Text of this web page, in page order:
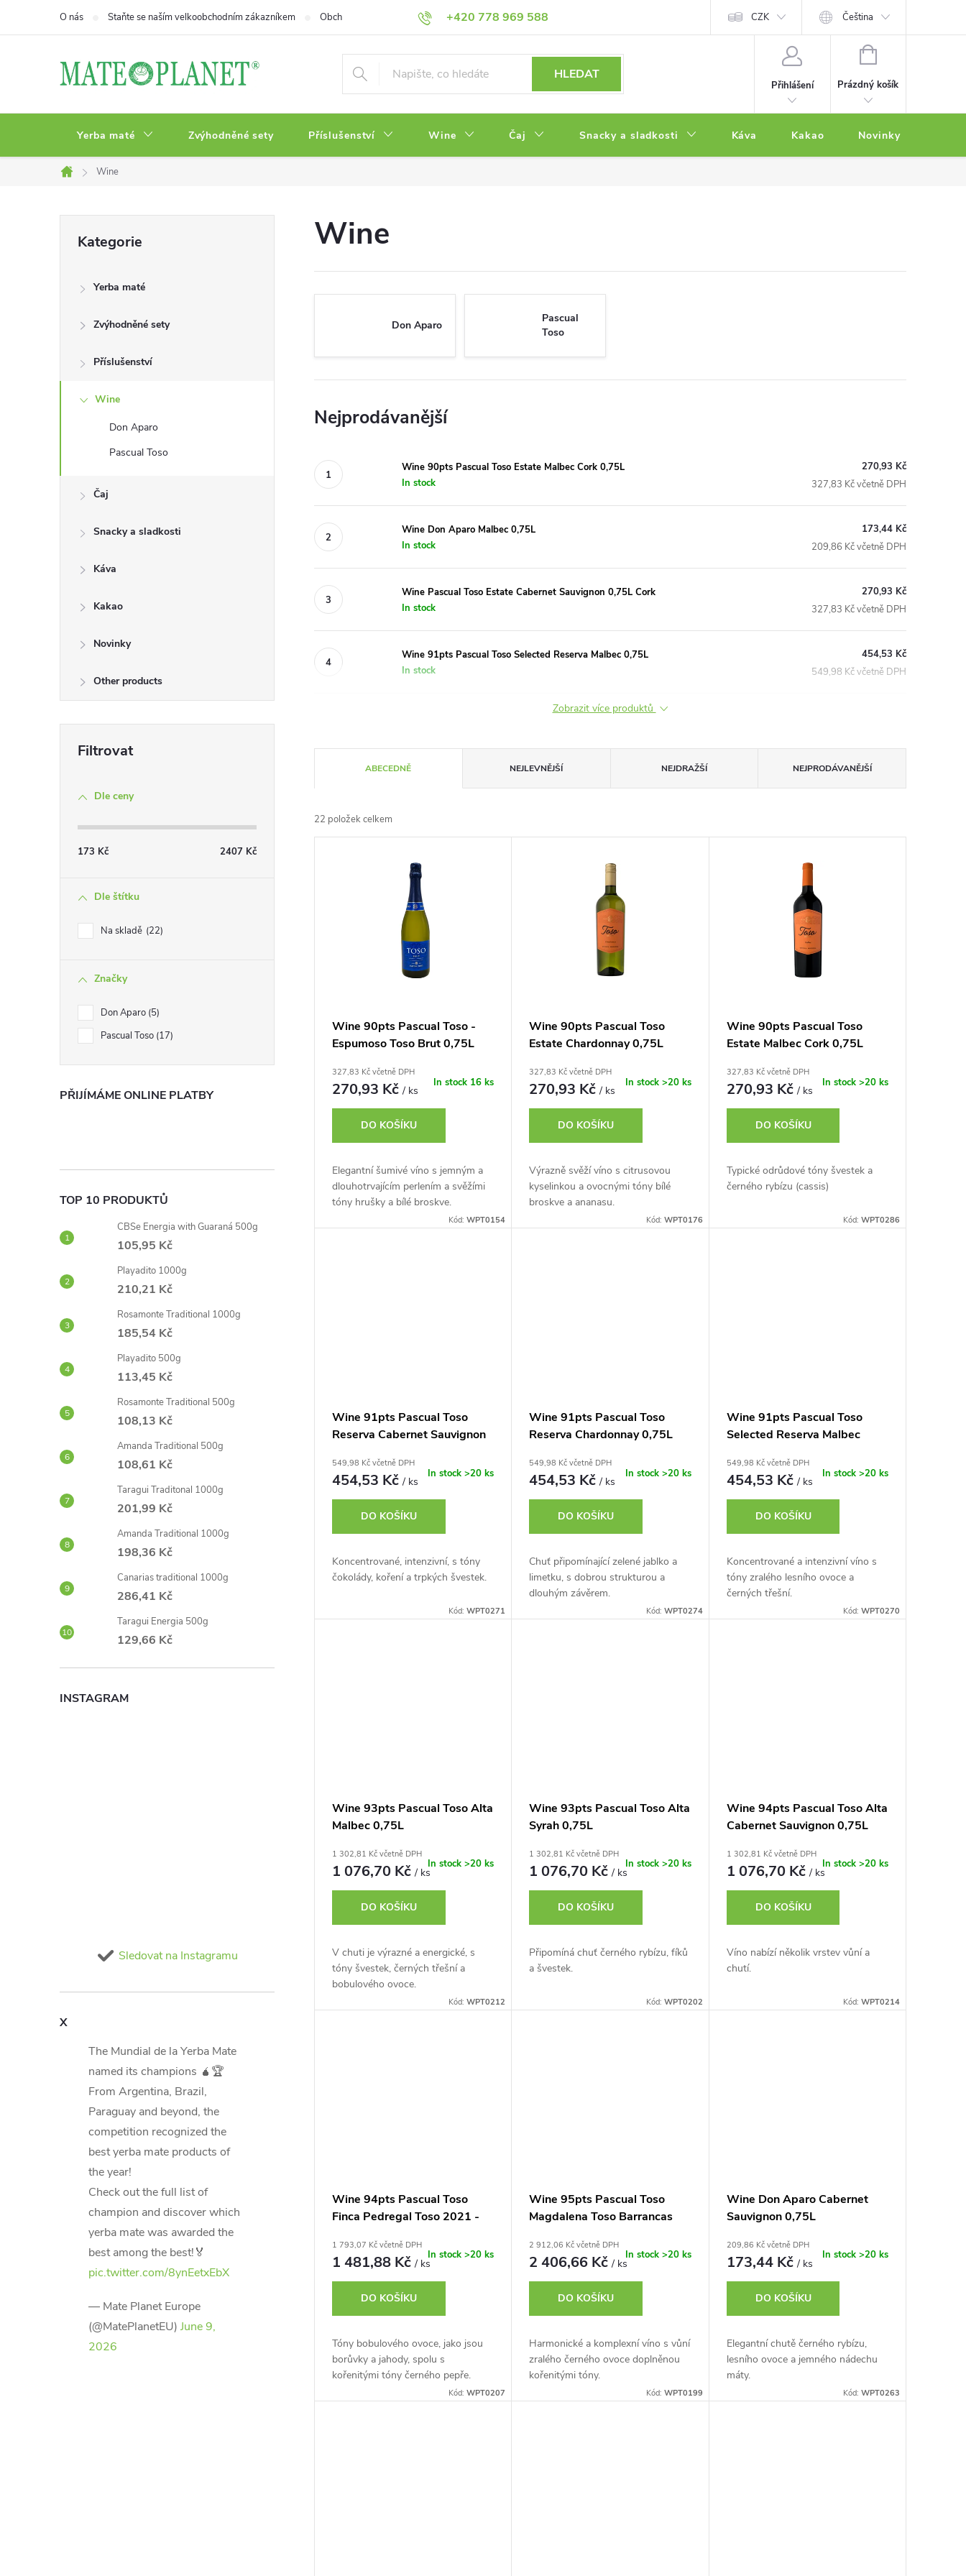
+420 778 969 588
O nás Staňte se naším velkoobchodním zákazníkem Obchodní podmínky Zásady ochrany osobních údajů CZK Čeština
HLEDAT
Přihlášení
NÁKUPNÍ
Prázdný košík
Yerba maté Zvýhodněné sety Příslušenství Wine Čaj Snacky a sladkosti Káva Kakao Novinky
Domů
Wine
r
n
l
kategorie
Kategorie
Yerba maté
Zvýhodněné sety
Příslušenství
Wine
Don Aparo
Pascual Toso
Čaj
Snacky a sladkosti
Káva
Kakao
Novinky
Other products
Dle ceny
173 Kč 2407 Kč
Dle štítku
Na skladě 22
Značky
Don Aparo 5
Pascual Toso 17
PŘIJÍMÁME ONLINE PLATBY
TOP 10 PRODUKTŮ
CBSe Energia with Guaraná 500g
105,95 Kč
Playadito 1000g
210,21 Kč
Rosamonte Traditional 1000g
185,54 Kč
Playadito 500g
113,45 Kč
Rosamonte Traditional 500g
108,13 Kč
Amanda Traditional 500g
108,61 Kč
Taragui Traditonal 1000g
201,99 Kč
Amanda Traditional 1000g
198,36 Kč
Canarias traditional 1000g
286,41 Kč
Taragui Energia 500g
129,66 Kč
INSTAGRAM
Sledovat na Instagramu
X
The Mundial de la Yerba Mate
named its champions 🧉🏆
From Argentina, Brazil,
Paraguay and beyond, the
competition recognized the
best yerba mate products of
the year!
Check out the full list of
champion and discover which
yerba mate was awarded the
best among the best!🏅
pic.twitter.com/8ynEetxEbX
— Mate Planet Europe
(@MatePlanetEU) June 9,
2026
Wine
Don Aparo
Pascual
Toso
Nejprodávanější
Wine 90pts Pascual Toso Estate Malbec Cork 0,75L
In stock
270,93 Kč
327,83 Kč včetně DPH
Wine Don Aparo Malbec 0,75L
In stock
173,44 Kč
209,86 Kč včetně DPH
Wine Pascual Toso Estate Cabernet Sauvignon 0,75L Cork
In stock
270,93 Kč
327,83 Kč včetně DPH
Wine 91pts Pascual Toso Selected Reserva Malbec 0,75L
In stock
454,53 Kč
549,98 Kč včetně DPH
Zobrazit více produktů
a
z
ů
ABECEDNĚ NEJLEVNĚJŠÍ NEJDRAŽŠÍ NEJPRODÁVANĚJŠÍ
22 položek celkem
Wine 90pts Pascual Toso -
Espumoso Toso Brut 0,75L
327,83 Kč včetně DPH
270,93 Kč/ ks
In stock 16 ks
DO KOŠÍKU
Elegantní šumivé víno s jemným a
dlouhotrvajícím perlením a svěžími
tóny hrušky a bílé broskve.
Kód:WPT0154
Wine 90pts Pascual Toso
Estate Chardonnay 0,75L
327,83 Kč včetně DPH
270,93 Kč/ ks
In stock >20 ks
DO KOŠÍKU
Výrazně svěží víno s citrusovou
kyselinkou a ovocnými tóny bílé
broskve a ananasu.
Kód: WPT0176
Wine 90pts Pascual Toso
Estate Malbec Cork 0,75L
327,83 Kč včetně DPH
270,93 Kč/ ks
In stock >20 ks
DO KOŠÍKU
Typické odrůdové tóny švestek a
černého rybízu (cassis)
Kód: WPT0286
Wine 91pts Pascual Toso
Reserva Cabernet Sauvignon
549,98 Kč včetně DPH
454,53 Kč/ ks
In stock>20 ks
DO KOŠÍKU
Koncentrované, intenzivní, s tóny
čokolády, koření a trpkých švestek.
Kód:WPT0271
Wine 91pts Pascual Toso
Reserva Chardonnay 0,75L
549,98 Kč včetně DPH
454,53 Kč/ ks
In stock >20 ks
DO KOŠÍKU
Chuť připomínající zelené jablko a
limetku, s dobrou strukturou a
dlouhým závěrem.
Kód: WPT0274
Wine 91pts Pascual Toso
Selected Reserva Malbec
549,98 Kč včetně DPH
454,53 Kč/ ks
In stock >20 ks
DO KOŠÍKU
Koncentrované a intenzivní víno s
tóny zralého lesního ovoce a
černých třešní.
Kód: WPT0270
Wine 93pts Pascual Toso Alta
Malbec 0,75L
1 302,81 Kč včetně DPH
1 076,70 Kč/ ks
In stock>20 ks
DO KOŠÍKU
V chuti je výrazné a energické, s
tóny švestek, černých třešní a
bobulového ovoce.
Kód:WPT0212
Wine 93pts Pascual Toso Alta
Syrah 0,75L
1 302,81 Kč včetně DPH
1 076,70 Kč/ ks
In stock >20 ks
DO KOŠÍKU
Připomíná chuť černého rybízu, fíků
a švestek.
Kód: WPT0202
Wine 94pts Pascual Toso Alta
Cabernet Sauvignon 0,75L
1 302,81 Kč včetně DPH
1 076,70 Kč/ ks
In stock >20 ks
DO KOŠÍKU
Víno nabízí několik vrstev vůní a
chutí.
Kód: WPT0214
Wine 94pts Pascual Toso
Finca Pedregal Toso 2021 -
1 793,07 Kč včetně DPH
1 481,88 Kč/ ks
In stock>20 ks
DO KOŠÍKU
Tóny bobulového ovoce, jako jsou
borůvky a jahody, spolu s
kořenitými tóny černého pepře.
Kód:WPT0207
Wine 95pts Pascual Toso
Magdalena Toso Barrancas
2 912,06 Kč včetně DPH
2 406,66 Kč/ ks
In stock >20 ks
DO KOŠÍKU
Harmonické a komplexní víno s vůní
zralého černého ovoce doplněnou
kořenitými tóny.
Kód: WPT0199
Wine Don Aparo Cabernet
Sauvignon 0,75L
209,86 Kč včetně DPH
173,44 Kč/ ks
In stock >20 ks
DO KOŠÍKU
Elegantní chutě černého rybízu,
lesního ovoce a jemného nádechu
máty.
Kód: WPT0263